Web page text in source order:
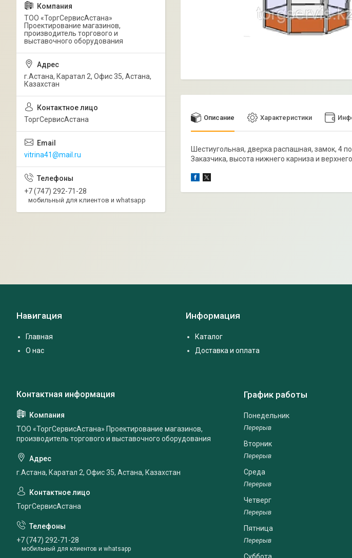
Описание Характеристики
Шестиугольная, дверка распашная, замок, 4
Заказчика, высота нижнего карниза и
ТОО «ТоргСервисАстана»
Проектирование магазинов,
производитель торгового и
выставочного оборудования
г.Астана, Каратал 2, Офис 35, Астана,
Казахстан
ТоргСервисАстана
vitrina41@mail.ru
+7 (747) 292-71-28
мобильный для клиентов и whatsapp
Навигация
Главная
О нас
Информация
Каталог
Доставка и оплата
ТОО «ТоргСервисАстана» Проектирование магазинов,
производитель торгового и выставочного оборудования
г.Астана, Каратал 2, Офис 35, Астана, Казахстан
ТоргСервисАстана
+7 (747) 292-71-28
мобильный для клиентов и whatsapp
График работы
Понедельник
Вторник
Среда
Четверг
Пятница